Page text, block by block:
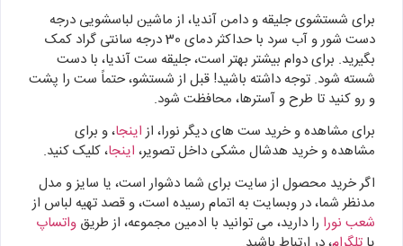
برای شستشوی جلیقه و دامن آندیا، از ماشین لباسشویی درجه
دست شور و آب سرد با حداکثر دمای 30 درجه سانتی گراد کمک
بگیرید. برای دوام بیشتر بهتر است، جلیقه ست آندیا، با دست
شسته شود. توجه داشته باشید! قبل از شستشو، حتماً ست را پشت
و رو کنید تا طرح و آسترها، محافظت شود.
برای مشاهده و خرید ست های دیگر نورا، ازاینجا، و برای
مشاهده و خرید هدشال مشکی داخل تصویر، اینجا، کلیک کنید.
اگر خرید محصول از سایت برای شما دشوار است، یا سایز و مدل
مدنظر شما، در وبسایت به اتمام رسیده است، و قصد تهیه لباس از
شعب نورا را دارید، می توانید با ادمین مجموعه، از طریق واتساپ